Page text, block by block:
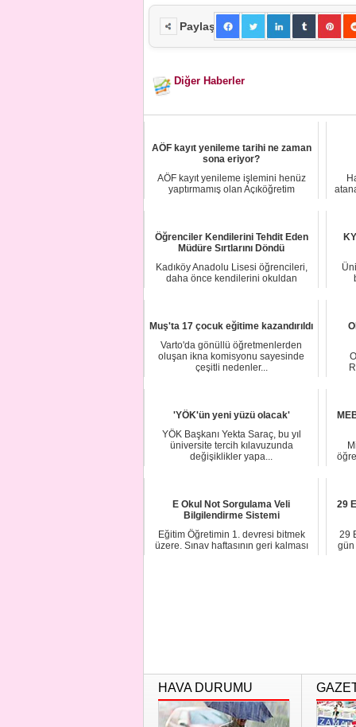
Paylaş
Diğer Haberler
AÖF kayıt yenileme tarihi ne zaman
sona eriyor?
AÖF kayıt yenileme işlemini henüz
yaptırmamış olan Açıköğretim
Öğrenciler Kendilerini Tehdit Eden
Müdüre Sırtlarını Döndü
Kadıköy Anadolu Lisesi öğrencileri,
daha önce kendilerini okuldan
Muş'ta 17 çocuk eğitime kazandırıldı
Varto'da gönüllü öğretmenlerden
oluşan ikna komisyonu sayesinde
çeşitli nedenler...
'YÖK'ün yeni yüzü olacak'
YÖK Başkanı Yekta Saraç, bu yıl
üniversite tercih kılavuzunda
değişiklikler yapa...
E Okul Not Sorgulama Veli
Bilgilendirme Sistemi
Eğitim Öğretimin 1. devresi bitmek
üzere. Sınav haftasının geri kalması
29
29
gün
HAVA DURUMU